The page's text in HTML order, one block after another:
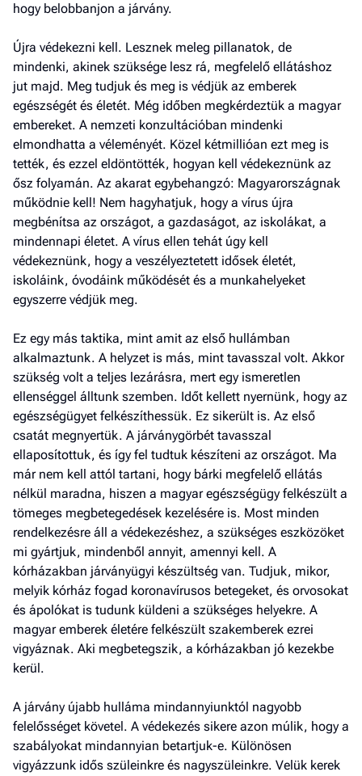
hogy belobbanjon a járvány.
Újra védekezni kell. Lesznek meleg pillanatok, de
mindenki, akinek szüksége lesz rá, megfelelő ellátáshoz
jut majd. Meg tudjuk és meg is védjük az emberek
egészségét és életét. Még időben megkérdeztük a magyar
embereket. A nemzeti konzultációban mindenki
elmondhatta a véleményét. Közel kétmillióan ezt meg is
tették, és ezzel eldöntötték, hogyan kell védekeznünk az
ősz folyamán. Az akarat egybehangzó: Magyarországnak
működnie kell! Nem hagyhatjuk, hogy a vírus újra
megbénítsa az országot, a gazdaságot, az iskolákat, a
mindennapi életet. A vírus ellen tehát úgy kell
védekeznünk, hogy a veszélyeztetett idősek életét,
iskoláink, óvodáink működését és a munkahelyeket
egyszerre védjük meg.
Ez egy más taktika, mint amit az első hullámban
alkalmaztunk. A helyzet is más, mint tavasszal volt. Akkor
szükség volt a teljes lezárásra, mert egy ismeretlen
ellenséggel álltunk szemben. Időt kellett nyernünk, hogy az
egészségügyet felkészíthessük. Ez sikerült is. Az első
csatát megnyertük. A járványgörbét tavasszal
ellaposítottuk, és így fel tudtuk készíteni az országot. Ma
már nem kell attól tartani, hogy bárki megfelelő ellátás
nélkül maradna, hiszen a magyar egészségügy felkészült a
tömeges megbetegedések kezelésére is. Most minden
rendelkezésre áll a védekezéshez, a szükséges eszközöket
mi gyártjuk, mindenből annyit, amennyi kell. A
kórházakban járványügyi készültség van. Tudjuk, mikor,
melyik kórház fogad koronavírusos betegeket, és orvosokat
és ápolókat is tudunk küldeni a szükséges helyekre. A
magyar emberek életére felkészült szakemberek ezrei
vigyáznak. Aki megbetegszik, a kórházakban jó kezekbe
kerül.
A járvány újabb hulláma mindannyiunktól nagyobb
felelősséget követel. A védekezés sikere azon múlik, hogy a
szabályokat mindan­nyian betartjuk-e. Különösen
vigyázzunk idős szüleinkre és nagyszüleinkre. Velük kerek